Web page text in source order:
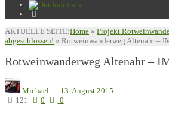
AKTUELLE SEITE:Home » Projekt
abgeschlossen! » Rotweinwanderweg Altenahr –
Rotweinwanderweg Altenahr –
Michael — 13. August 2015
121
0 0